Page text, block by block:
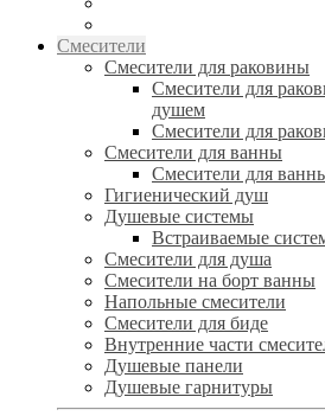
Смесители
Смесители для раковины
Смесители для
душем
Смесители для
Смесители для ванны
Смесители для
Гигиенический душ
Душевые системы
Встраиваемые
Смесители для душа
Смесители на борт ванны
Напольные смесители
Смесители для биде
Внутренние части
Душевые панели
Душевые гарнитуры